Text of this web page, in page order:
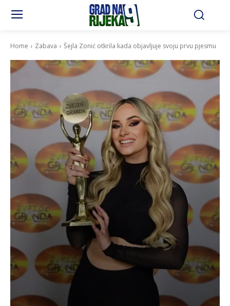
Home Zabava Šejla Zonić otkrila kada objavljuje svoju prvu pjesmu